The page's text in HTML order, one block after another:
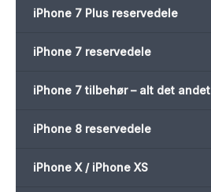
iPhone 7 Plus reservedele
iPhone 7 reservedele
iPhone 7 tilbehør – alt det andet
iPhone 8 reservedele
iPhone X / iPhone XS